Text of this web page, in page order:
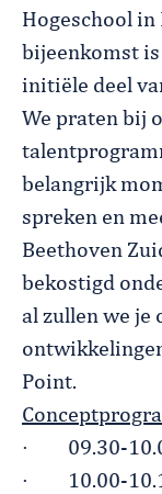
Hogeschool in
bijeenkomst
initiële deel
We praten bij
belangrijk
spreken en
Beethoven
bekostigd
al zullen we je
Point.
· 09.30-
· 10.00-